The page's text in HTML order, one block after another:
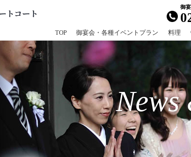
TOP 御宴会・各種イベントプラン 料理